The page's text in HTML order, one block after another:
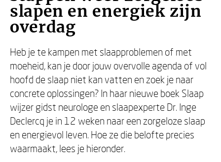
slapen en energiek zijn
overdag
Heb je te kampen met slaapproblemen of met
moeheid, kan je door jouw overvolle agenda of vol
hoofd de slaap niet kan vatten en zoek je naar
concrete oplossingen? In haar nieuwe boek Slaap
wijzer gidst neurologe en slaapexperte Dr. Inge
Declercq je in 12 weken naar een zorgeloze slaap
en energievol leven. Hoe ze die belofte precies
waarmaakt, lees je hieronder.